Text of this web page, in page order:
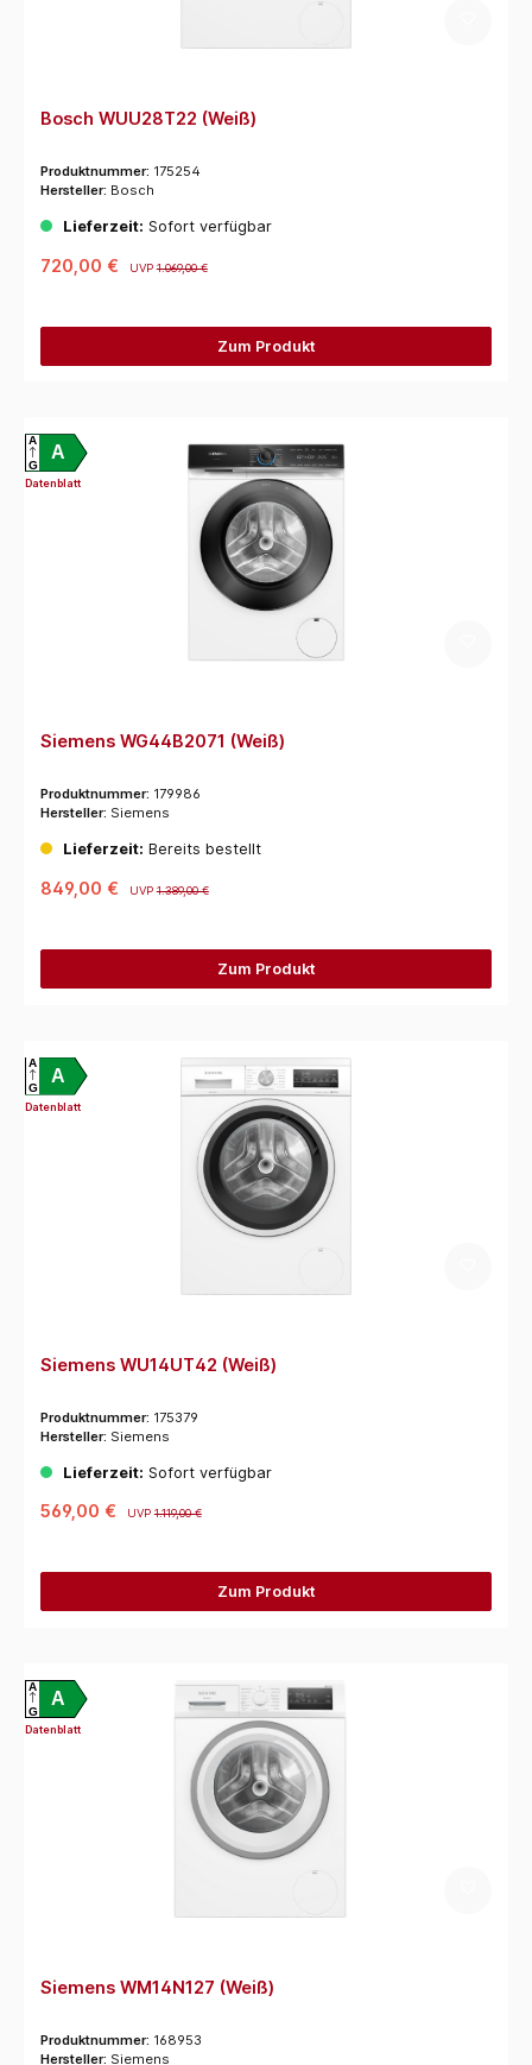
Bosch WUU28T22 (Weiß)
Produktnummer: 175254
Hersteller: Bosch
Lieferzeit: Sofort verfügbar
720,00 € UVP1.069,00 €
Zum Produkt
A
A
G
Datenblatt
Siemens WG44B2071 (Weiß)
Produktnummer: 179986
Hersteller: Siemens
Lieferzeit: Bereits bestellt
849,00 € UVP1.389,00 €
Zum Produkt
A
A
G
Datenblatt
Siemens WU14UT42 (Weiß)
Produktnummer: 175379
Hersteller: Siemens
Lieferzeit: Sofort verfügbar
569,00 € UVP1.119,00 €
Zum Produkt
A
A
G
Datenblatt
Siemens WM14N127 (Weiß)
Produktnummer: 168953
Hersteller: Siemens